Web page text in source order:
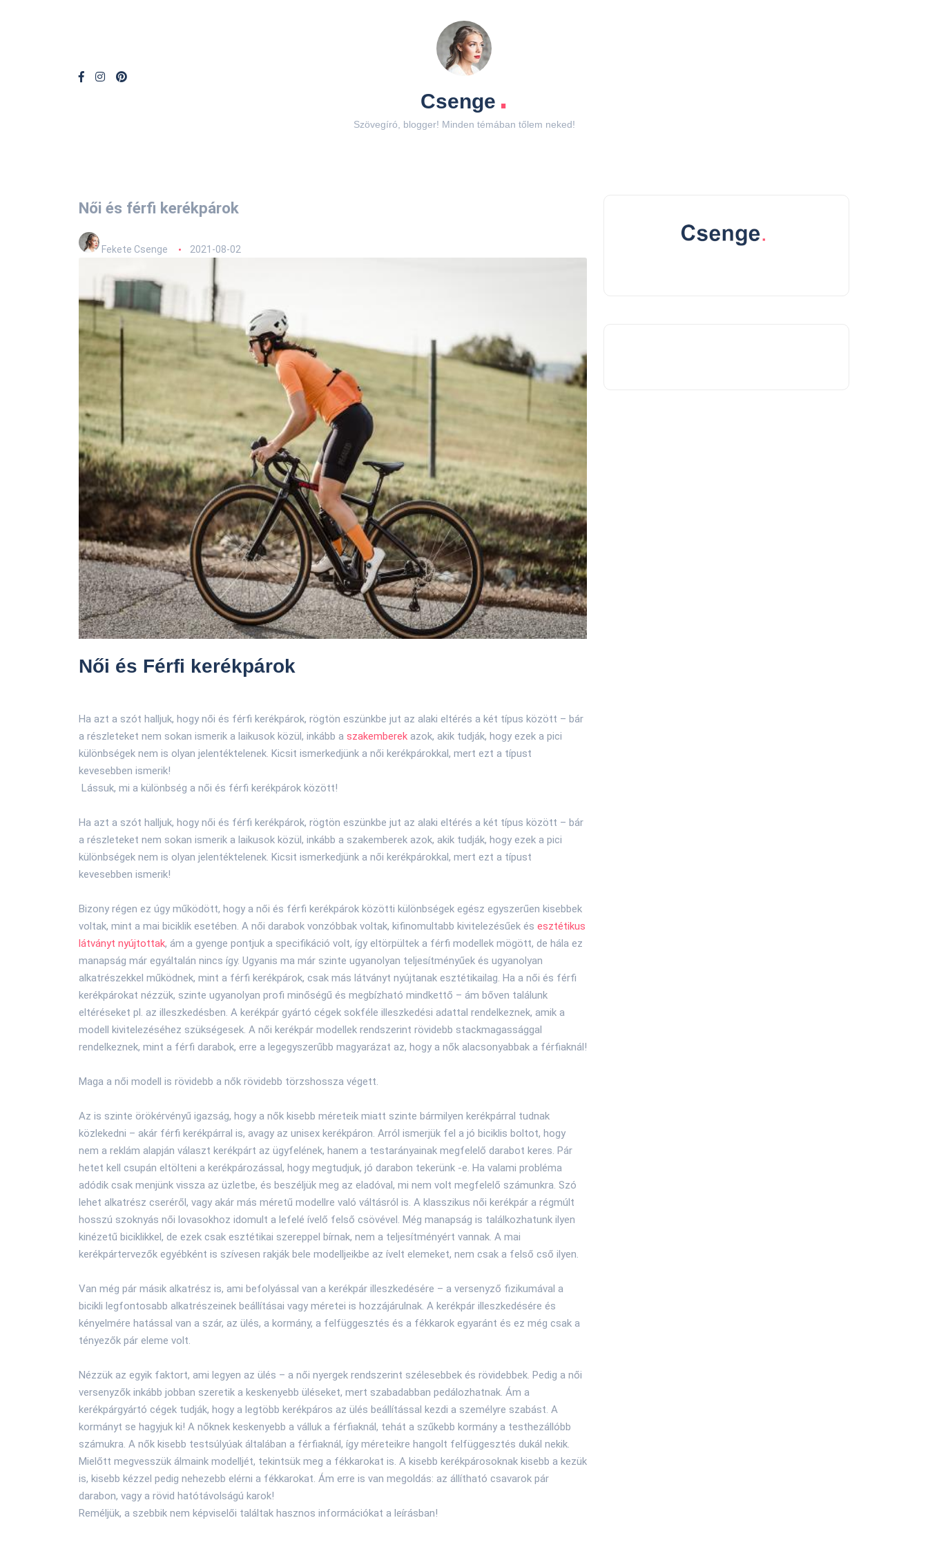
Csenge .
Szövegíró, blogger! Minden témában tőlem neked!
Női és férfi kerékpárok
Fekete Csenge 2021-08-02
Női és Férfi kerékpárok
Ha azt a szót halljuk, hogy női és férfi kerékpárok, rögtön eszünkbe jut az alaki eltérés a két típus között – bár
a részleteket nem sokan ismerik a laikusok közül, inkább a szakemberek azok, akik tudják, hogy ezek a pici
különbségek nem is olyan jelentéktelenek. Kicsit ismerkedjünk a női kerékpárokkal, mert ezt a típust
kevesebben ismerik!
Lássuk, mi a különbség a női és férfi kerékpárok között!
Ha azt a szót halljuk, hogy női és férfi kerékpárok, rögtön eszünkbe jut az alaki eltérés a két típus között – bár
a részleteket nem sokan ismerik a laikusok közül, inkább a szakemberek azok, akik tudják, hogy ezek a pici
különbségek nem is olyan jelentéktelenek. Kicsit ismerkedjünk a női kerékpárokkal, mert ezt a típust
kevesebben ismerik!
Bizony régen ez úgy működött, hogy a női és férfi kerékpárok közötti különbségek egész egyszerűen kisebbek
voltak, mint a mai biciklik esetében. A női darabok vonzóbbak voltak, kifinomultabb kivitelezésűek és esztétikus
látványt nyújtottak, ám a gyenge pontjuk a specifikáció volt, így eltörpültek a férfi modellek mögött, de hála ez
manapság már egyáltalán nincs így. Ugyanis ma már szinte ugyanolyan teljesítményűek és ugyanolyan
alkatrészekkel működnek, mint a férfi kerékpárok, csak más látványt nyújtanak esztétikailag. Ha a női és férfi
kerékpárokat nézzük, szinte ugyanolyan profi minőségű és megbízható mindkettő – ám bőven találunk
eltéréseket pl. az illeszkedésben. A kerékpár gyártó cégek sokféle illeszkedési adattal rendelkeznek, amik a
modell kivitelezéséhez szükségesek. A női kerékpár modellek rendszerint rövidebb stackmagassággal
rendelkeznek, mint a férfi darabok, erre a legegyszerűbb magyarázat az, hogy a nők alacsonyabbak a férfiaknál!
Maga a női modell is rövidebb a nők rövidebb törzshossza végett.
Az is szinte örökérvényű igazság, hogy a nők kisebb méreteik miatt szinte bármilyen kerékpárral tudnak
közlekedni – akár férfi kerékpárral is, avagy az unisex kerékpáron. Arról ismerjük fel a jó biciklis boltot, hogy
nem a reklám alapján választ kerékpárt az ügyfelének, hanem a testarányainak megfelelő darabot keres. Pár
hetet kell csupán eltölteni a kerékpározással, hogy megtudjuk, jó darabon tekerünk -e. Ha valami probléma
adódik csak menjünk vissza az üzletbe, és beszéljük meg az eladóval, mi nem volt megfelelő számunkra. Szó
lehet alkatrész cseréről, vagy akár más méretű modellre való váltásról is. A klasszikus női kerékpár a régmúlt
hosszú szoknyás női lovasokhoz idomult a lefelé ívelő felső csövével. Még manapság is találkozhatunk ilyen
kinézetű biciklikkel, de ezek csak esztétikai szereppel bírnak, nem a teljesítményért vannak. A mai
kerékpártervezők egyébként is szívesen rakják bele modelljeikbe az ívelt elemeket, nem csak a felső cső ilyen.
Van még pár másik alkatrész is, ami befolyással van a kerékpár illeszkedésére – a versenyző fizikumával a
bicikli legfontosabb alkatrészeinek beállításai vagy méretei is hozzájárulnak. A kerékpár illeszkedésére és
kényelmére hatással van a szár, az ülés, a kormány, a felfüggesztés és a fékkarok egyaránt és ez még csak a
tényezők pár eleme volt.
Nézzük az egyik faktort, ami legyen az ülés – a női nyergek rendszerint szélesebbek és rövidebbek. Pedig a női
versenyzők inkább jobban szeretik a keskenyebb üléseket, mert szabadabban pedálozhatnak. Ám a
kerékpárgyártó cégek tudják, hogy a legtöbb kerékpáros az ülés beállítással kezdi a személyre szabást. A
kormányt se hagyjuk ki! A nőknek keskenyebb a válluk a férfiaknál, tehát a szűkebb kormány a testhezállóbb
számukra. A nők kisebb testsúlyúak általában a férfiaknál, így méreteikre hangolt felfüggesztés dukál nekik.
Mielőtt megvesszük álmaink modelljét, tekintsük meg a fékkarokat is. A kisebb kerékpárosoknak kisebb a kezük
is, kisebb kézzel pedig nehezebb elérni a fékkarokat. Ám erre is van megoldás: az állítható csavarok pár
darabon, vagy a rövid hatótávolságú karok!
Reméljük, a szebbik nem képviselői találtak hasznos információkat a leírásban!